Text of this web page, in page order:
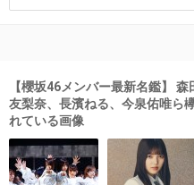
【櫻坂46メンバー最新名鑑】
友梨奈、長濱ねる、今泉佑唯ら
れている画像